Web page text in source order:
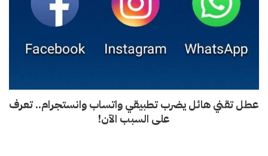
عطل تقني هائل يضرب تطبيقي واتساب وانستجرام.. تعرف
على السبب الآن!